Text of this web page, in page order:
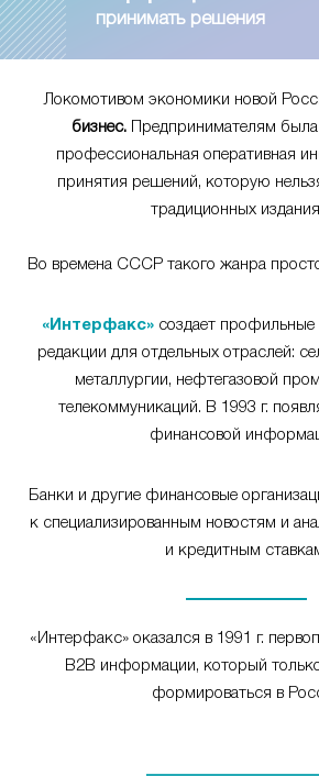
принимать решения
Локомотивом экономики новой
бизнес. Предпринимателям
профессиональная оперативная
принятия решений, которую
традиционных
Во времена СССР такого жанра
«Интерфакс» создает
редакции для отдельных отраслей:
металлургии, нефтегазовой
телекоммуникаций. В 1993 г.
финансовой
Банки и другие финансовые
к специализированным новостям и
и кредитным
«Интерфакс» оказался в 1991 г.
B2B информации, который
формироваться в